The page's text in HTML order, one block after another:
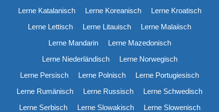
Lerne Katalanisch
Lerne Koreanisch
Lerne Kroatisch
Lerne Lettisch
Lerne Litauisch
Lerne Malaiisch
Lerne Mandarin
Lerne Mazedonisch
Lerne Niederländisch
Lerne Norwegisch
Lerne Persisch
Lerne Polnisch
Lerne Portugiesisch
Lerne Rumänisch
Lerne Russisch
Lerne Schwedisch
Lerne Serbisch
Lerne Slowakisch
Lerne Slowenisch